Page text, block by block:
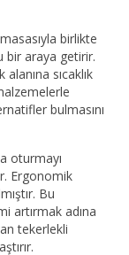
birlikte
bir araya getirir.
sıcaklık
bulmasını
oturmayı
Ergonomik
Bu
artırmak adına
tekerlekli